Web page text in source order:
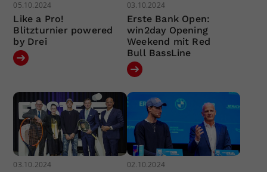
05.10.2024
Like a Pro!
Blitzturnier powered
by Drei
03.10.2024
Erste Bank Open:
win2day Opening
Weekend mit Red
Bull BassLine
03.10.2024 02.10.2024